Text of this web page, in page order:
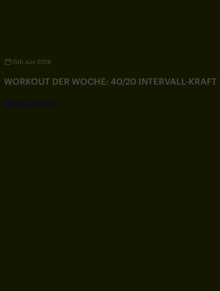
15th Juni 2026
WORKOUT DER WOCHE: 40/20 INTERVALL-
SEE FULL ARTICLE